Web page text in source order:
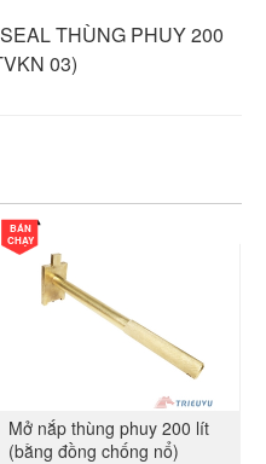
THÙNG PHUY 200
03)
BÁN
CHẠY
Mở nắp thùng phuy 200 lít
(bằng đồng chống nổ)